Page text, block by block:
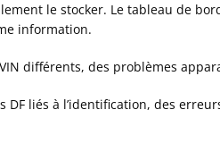
le stocker. Le tableau de
information.
différents, des problèmes
liés à l’identification, des